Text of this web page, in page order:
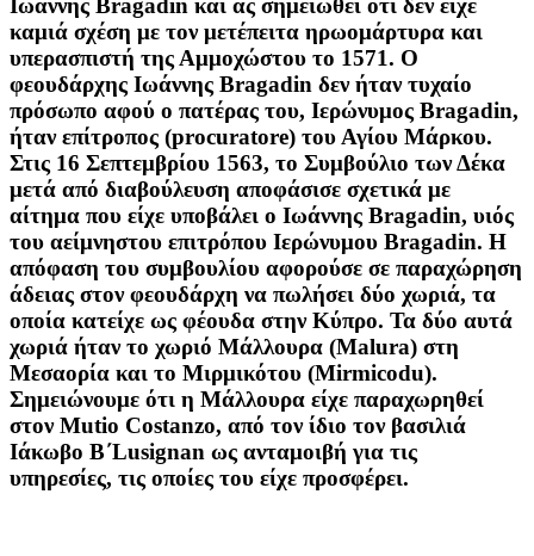
Ιωάννης Bragadin και ας σημειωθεί ότι δεν είχε
καμιά σχέση με τον μετέπειτα ηρωομάρτυρα και
υπερασπιστή της Αμμοχώστου το 1571. Ο
φεουδάρχης Ιωάννης Bragadin δεν ήταν τυχαίο
πρόσωπο αφού ο πατέρας του, Ιερώνυμος Bragadin,
ήταν επίτροπος (procuratore) του Αγίου Μάρκου.
Στις 16 Σεπτεμβρίου 1563, το Συμβούλιο των Δέκα
μετά από διαβούλευση αποφάσισε σχετικά με
αίτημα που είχε υποβάλει ο Ιωάννης Bragadin, υιός
του αείμνηστου επιτρόπου Ιερώνυμου Bragadin. Η
απόφαση του συμβουλίου αφορούσε σε παραχώρηση
άδειας στον φεουδάρχη να πωλήσει δύο χωριά, τα
οποία κατείχε ως φέουδα στην Κύπρο. Τα δύο αυτά
χωριά ήταν το χωριό Μάλλουρα (Malura) στη
Μεσαορία και το Μιρμικότου (Mirmicodu).
Σημειώνουμε ότι η Μάλλουρα είχε παραχωρηθεί
στον Mutio Costanzo, από τον ίδιο τον βασιλιά
Ιάκωβο Β΄Lusignan ως ανταμοιβή για τις
υπηρεσίες, τις οποίες του είχε προσφέρει.